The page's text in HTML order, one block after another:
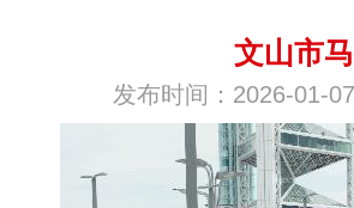
文山市
发布时间：2026-01-